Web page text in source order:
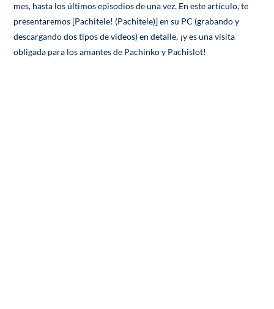
mes, hasta los últimos episodios de una vez. En este artículo, te
presentaremos [Pachitele! (Pachitele)] en su PC (grabando y
descargando dos tipos de videos) en detalle, ¡y es una visita
obligada para los amantes de Pachinko y Pachislot!